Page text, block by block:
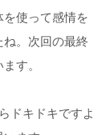
を使って感情を
。次回の最終
す。
ドキドキですよ